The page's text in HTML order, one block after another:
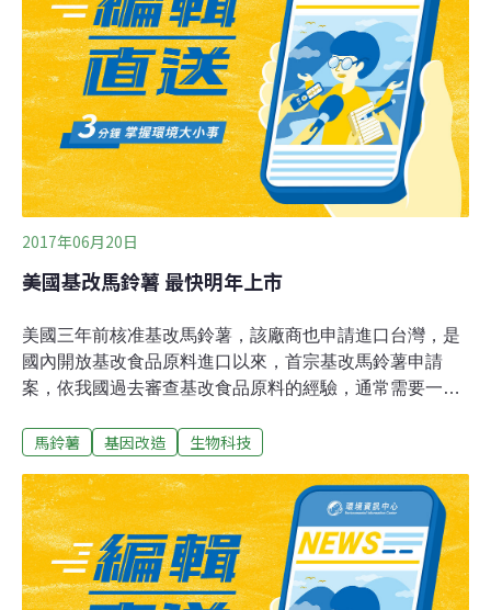
產生新的基因表現，對於因應氣候變遷的挑戰非常重
要。」在冰冷高山湖旁鈷藍色的天空下，一位父親和他的
女婿鋤著厚實的棕色土壤，拔出紅色的馬鈴薯放入麻袋
中。他們收集的「pucasawsiray」馬鈴薯是印加人神聖谷
地公園中1367個馬鈴薯品種之一。這裡密集耕種的小塊田
2017年06月20日
美國基改馬鈴薯 最快明年上市
美國三年前核准基改馬鈴薯，該廠商也申請進口台灣，是
國內開放基改食品原料進口以來，首宗基改馬鈴薯申請
案，依我國過去審查基改食品原料的經驗，通常需要一年
衛福部食藥署統計資料，目前核准基改食品原料有五種，
22張、油菜七張、甜菜一張。基改馬鈴薯由美商優秀基因
生技股份有限公司台灣分公司申請，書面資料標註轉殖特
性為「具低丙烯醯胺潛力及減少黑斑」。據了解，基改馬
鈴薯研發商為美國麥當勞薯條主要供應商之一，除了台灣
以外，也已同步向日本、韓國、中國申請進口。衛福部食
馬鈴薯 基因改造 生物科技